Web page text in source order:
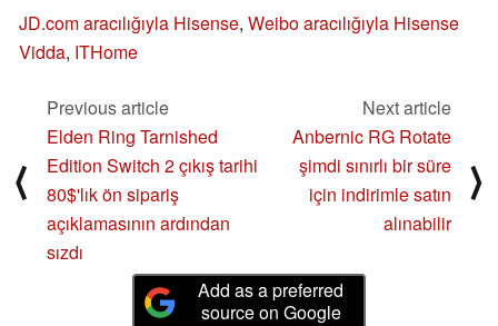
JD.com aracılığıyla Hisense, Weibo aracılığıyla Hisense
Vidda, ITHome
⟨
Previous article
Elden Ring Tarnished
Edition Switch 2 çıkış tarihi
80$'lık ön sipariş
açıklamasının ardından
sızdı
Next article
Anbernic RG Rotate
şimdi sınırlı bir süre
için indirimle satın
alınabilir
⟩
Add as a preferred
source on Google